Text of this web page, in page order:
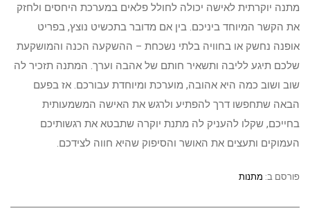
מתנה יוקרתית לאישה יכולה לחולל פלאים במערכת היחסים ולחזק
את הקשר המיוחד ביניכם. בין אם מדובר בתכשיט נוצץ, בפריט
אופנה נחשק או בחוויה בלתי נשכחת – ההשקעה הכנה והמושקעת
שלכם תיגע לליבה ותשאיר חותם של אהבה וערך. המתנה תזכיר לה
שוב ושוב כמה היא אהובה, מוערכת ומיוחדת עבורכם. אז בפעם
הבאה שתחפשו דרך להפתיע ולרגש את האישה המשמעותית
בחייכם, שקלו להעניק לה מתנת יוקרה שתבטא את רגשותיכם
העמוקים ותעצים את האושר והסיפוק שהיא חווה לצידכם.
פורסם ב: מתנות